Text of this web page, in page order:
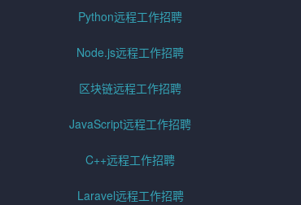
Python远程工作招聘
Node.js远程工作招聘
区块链远程工作招聘
JavaScript远程工作招聘
C++远程工作招聘
Laravel远程工作招聘